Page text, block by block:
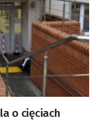
o cięciach